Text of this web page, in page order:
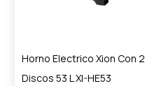
Horno Electrico Xion Con 2
Discos 53 L XI-HE53